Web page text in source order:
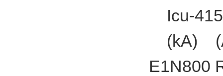
Icu-
(kA)
E1N800